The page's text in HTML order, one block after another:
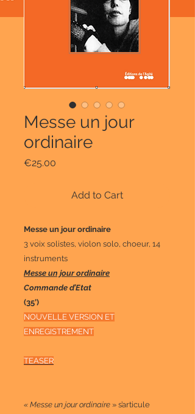
Messe un jour
ordinaire
€25.00
Add to Cart
Messe un jour ordinaire
3 voix solistes, violon solo, choeur, 14
instruments
Messe un jour ordinaire
Commande d’Etat
(35’)
NOUVELLE VERSION ET
ENREGISTREMENT
TEASER
« Messe un jour ordinaire » s’articule